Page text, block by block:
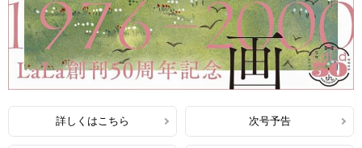
詳しくはこちら 次号予告